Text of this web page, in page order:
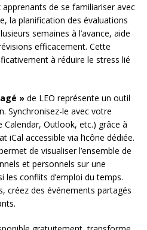
de se familiariser avec
la planification des évaluations
semaines à l’avance, aide
efficacement. Cette
à réduire le stress lié
» de LEO représente un outil
Synchronisez-le avec votre
Calendar, Outlook, etc.) grâce à
iCal accessible via l’icône dédiée.
de visualiser l’ensemble de
et personnels sur une
les conflits d’emploi du temps.
créez des événements partagés